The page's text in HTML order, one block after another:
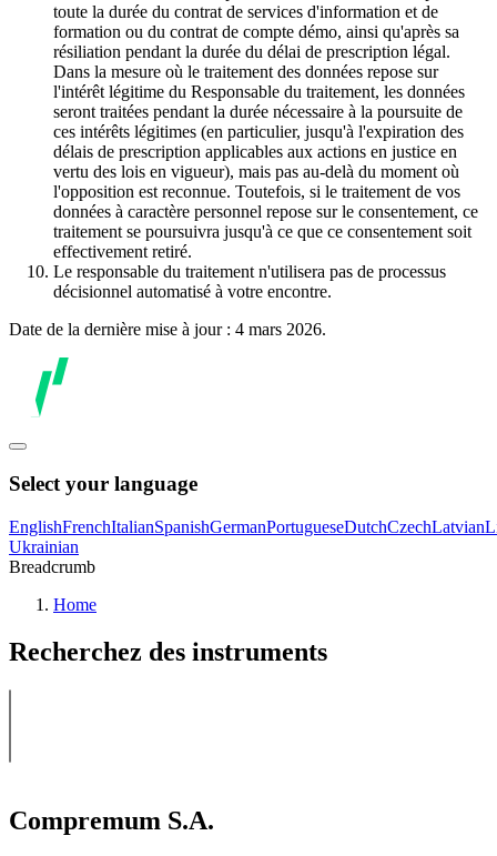
toute la durée du contrat de services d'information et de
formation ou du contrat de compte démo, ainsi qu'après sa
résiliation pendant la durée du délai de prescription légal.
Dans la mesure où le traitement des données repose sur
l'intérêt légitime du Responsable du traitement, les données
seront traitées pendant la durée nécessaire à la poursuite de
ces intérêts légitimes (en particulier, jusqu'à l'expiration des
délais de prescription applicables aux actions en justice en
vertu des lois en vigueur), mais pas au-delà du moment où
l'opposition est reconnue. Toutefois, si le traitement de vos
données à caractère personnel repose sur le consentement, ce
traitement se poursuivra jusqu'à ce que ce consentement soit
effectivement retiré.
Le responsable du traitement n'utilisera pas de processus
décisionnel automatisé à votre encontre.
Date de la dernière mise à jour : 4 mars 2026.
Select your language
EnglishFrenchItalianSpanishGermanPortugueseDutchCzechLatvian
Ukrainian
Breadcrumb
Home
Recherchez des instruments
Compremum S.A.